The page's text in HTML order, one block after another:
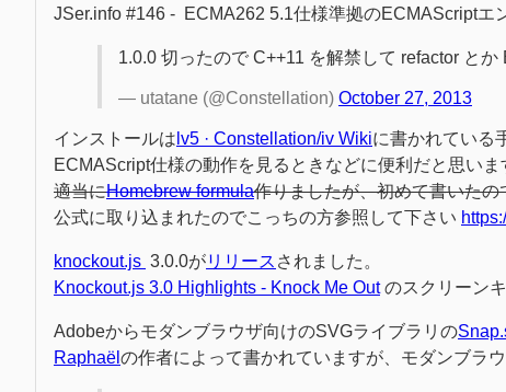
JSer.info #146 - ECMA262 5.1仕様準拠のECMAScriptエ
1.0.0 切ったので C++11 を解禁して refactor とか
— utatane (@Constellation) October 27, 2013
インストールは lv5 · Constellation/iv Wikiに書かれている
ECMAScript仕様の動作を見るときなどに便利だと思いま
適当にHomebrew formula作りましたが、初めて書いた
公式に取り込まれたのでこっちの方参照して下さい
knockout.js 3.0.0がリリース されました。
Knockout.js 3.0 Highlights - Knock Me Outのスクリーン
Adobeからモダンブラウザ向けのSVGライブラリの
Raphaël の作者によって書かれていますが、モダンブラ